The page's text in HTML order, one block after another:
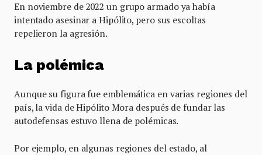
En noviembre de 2022 un grupo armado ya había
intentado asesinar a Hipólito, pero sus escoltas
repelieron la agresión.
La polémica
Aunque su figura fue emblemática en varias regiones del
país, la vida de Hipólito Mora después de fundar las
autodefensas estuvo llena de polémicas.
Por ejemplo, en algunas regiones del estado, al